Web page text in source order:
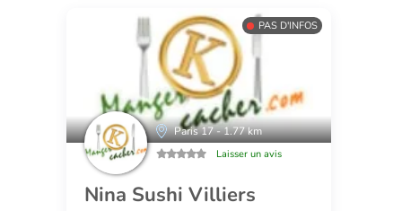
PAS D'INFOS
Paris 17 - 1.77 km
Laisser un avis
Nina Sushi Villiers